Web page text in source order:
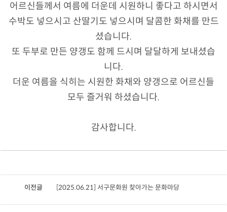
어르신들께서 여름에 더운데 시원하니 좋다고 하시면서
수박도 넣으시고 산딸기도 넣으시며 달콤한 화채를 만드
셨습니다.
또 두부로 만든 양갱도 함께 드시며 달달하게 보내셨습
니다.
더운 여름을 식히는 시원한 화채와 양갱으로 어르신들
모두 즐거워 하셨습니다.
감사합니다.
이전글 [2025.06.21] 서구문화원 찾아가는 문화마당